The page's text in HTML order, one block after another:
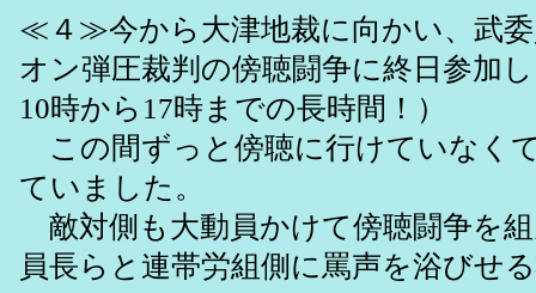
≪４≫今から大津地裁に向かい、武
オン弾圧裁判の傍聴闘争に終日参加
10時から17時までの長時間！）
この間ずっと傍聴に行けていなく
ていました。
敵対側も大動員かけて傍聴闘争を
員長らと連帯労組側に罵声を浴びせ